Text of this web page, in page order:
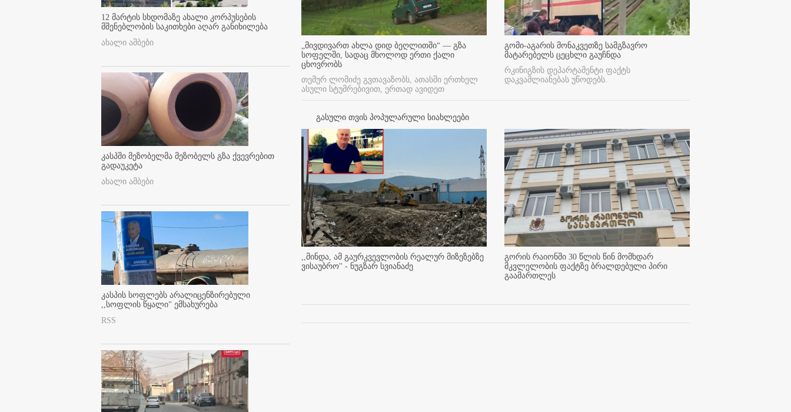
12 მარტის სხდომაზე ახალი კორპუსების
მშენებლობის საკითხები აღარ განიხილება
ახალი ამბები
კასპში მეზობელმა მეზობელს გზა ქვევრებით
გადაუკეტა
ახალი ამბები
კასპის სოფლებს არალიცენზირებული
,,სოფლის წყალი" ემსახურება
RSS
„მივდივართ ახლა დიდ ბეღლითში“ — გზა
სოფელში, სადაც მხოლოდ ერთი ქალი
ცხოვრობს
თემურ ლომიძე გვთავაზობს, ათასში ერთხელ
ასული სტუმრებივით, ერთად ავიდეთ
გომი-აგარის მონაკვეთზე სამგზავრო
მატარებელს ცეცხლი გაუჩნდა
რკინიგზის დეპარტამენტი ფაქტს
დაკვამლიანებას უწოდებს.
გასული თვის პოპულარული სიახლეები
,,მინდა, ამ გაურკვევლობის რეალურ მიზეზებზე
ვისაუბრო'' - ნუგზარ სვიანაძე
გორის რაიონში 30 წლის წინ მომხდარ
მკვლელობის ფაქტზე ბრალდებული პირი
გაამართლეს